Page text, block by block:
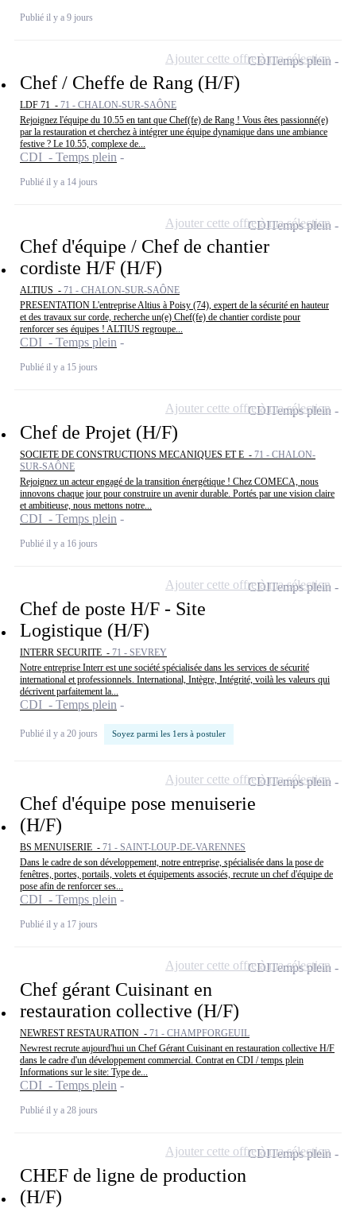
Publié il y a 9 jours
Chef / Cheffe de Rang (H/F)
LDF 71 - 71 - CHALON-SUR-SAÔNE
Rejoignez l'équipe du 10.55 en tant que Chef(fe) de Rang ! Vous êtes passionné(e)
par la restauration et cherchez à intégrer une équipe dynamique dans une ambiance
festive ? Le 10.55, complexe de...
CDI - Temps plein
Publié il y a 14 jours
CDITemps plein
Ajouter cette offre à ma sélection
Chef d'équipe / Chef de chantier
cordiste H/F (H/F)
ALTIUS - 71 - CHALON-SUR-SAÔNE
PRESENTATION L'entreprise Altius à Poisy (74), expert de la sécurité en hauteur
et des travaux sur corde, recherche un(e) Chef(fe) de chantier cordiste pour
renforcer ses équipes ! ALTIUS regroupe...
CDI - Temps plein
Publié il y a 15 jours
CDITemps plein
Ajouter cette offre à ma sélection
Chef de Projet (H/F)
SOCIETE DE CONSTRUCTIONS MECANIQUES ET E - 71 - CHALON-
SUR-SAÔNE
Rejoignez un acteur engagé de la transition énergétique ! Chez COMECA, nous
innovons chaque jour pour construire un avenir durable. Portés par une vision claire
et ambitieuse, nous mettons notre...
CDI - Temps plein
Publié il y a 16 jours
CDITemps plein
Ajouter cette offre à ma sélection
Chef de poste H/F - Site
Logistique (H/F)
INTERR SECURITE - 71 - SEVREY
Notre entreprise Interr est une société spécialisée dans les services de sécurité
international et professionnels. International, Intègre, Intégrité, voilà les valeurs qui
décrivent parfaitement la...
CDI - Temps plein
Publié il y a 20 jours Soyez parmi les 1ers à postuler
CDITemps plein
Ajouter cette offre à ma sélection
Chef d'équipe pose menuiserie
(H/F)
BS MENUISERIE - 71 - SAINT-LOUP-DE-VARENNES
Dans le cadre de son développement, notre entreprise, spécialisée dans la pose de
fenêtres, portes, portails, volets et équipements associés, recrute un chef d'équipe de
pose afin de renforcer ses...
CDI - Temps plein
Publié il y a 17 jours
CDITemps plein
Ajouter cette offre à ma sélection
Chef gérant Cuisinant en
restauration collective (H/F)
NEWREST RESTAURATION - 71 - CHAMPFORGEUIL
Newrest recrute aujourd'hui un Chef Gérant Cuisinant en restauration collective H/F
dans le cadre d'un développement commercial. Contrat en CDI / temps plein
Informations sur le site: Type de...
CDI - Temps plein
Publié il y a 28 jours
CDITemps plein
Ajouter cette offre à ma sélection
CHEF de ligne de production
(H/F)
CDITemps plein
Ajouter cette offre à ma sélection